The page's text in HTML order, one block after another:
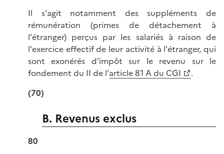
Il s'agit notamment des suppléments de
rémunération (primes de détachement à
l'étranger) perçus par les salariés à raison de
l'exercice effectif de leur activité à l'étranger, qui
sont exonérés d'impôt sur le revenu sur le
fondement du II de l'article 81 A du CGI
.
(70)
B. Revenus exclus
80